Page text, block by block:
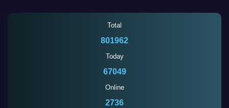
Total
801965
Today
67052
Online
2736